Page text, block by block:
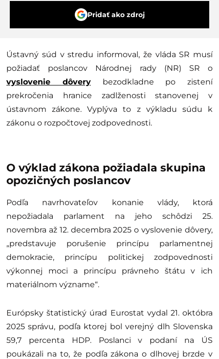
Pridať ako zdroj
Ústavný súd v stredu informoval, že vláda SR musí
požiadať poslancov Národnej rady (NR) SR o
vyslovenie dôverybezodkladne po zistení
prekročenia hranice zadlženosti stanovenej v
ústavnom zákone. Vyplýva to z výkladu súdu k
zákonu o rozpočtovej zodpovednosti.
O výklad zákona požiadala skupina
opozičných poslancov
Podľa navrhovateľov konanie vlády, ktorá
nepožiadala parlament na jeho schôdzi 25.
novembra až 12. decembra 2025 o vyslovenie dôvery,
„predstavuje porušenie princípu parlamentnej
demokracie, princípu politickej zodpovednosti
výkonnej moci a princípu právneho štátu v ich
materiálnom význame“.
Európsky štatistický úrad Eurostat vydal 21. októbra
2025 správu, podľa ktorej bol verejný dlh Slovenska
59,7 percenta HDP. Poslanci v podaní na ÚS
poukázali na to, že podľa zákona o dlhovej brzde v